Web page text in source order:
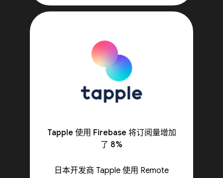
Tapple 使用 Firebase 将订阅量增加
了 8%
日本开发商 Tapple 使用 Remote